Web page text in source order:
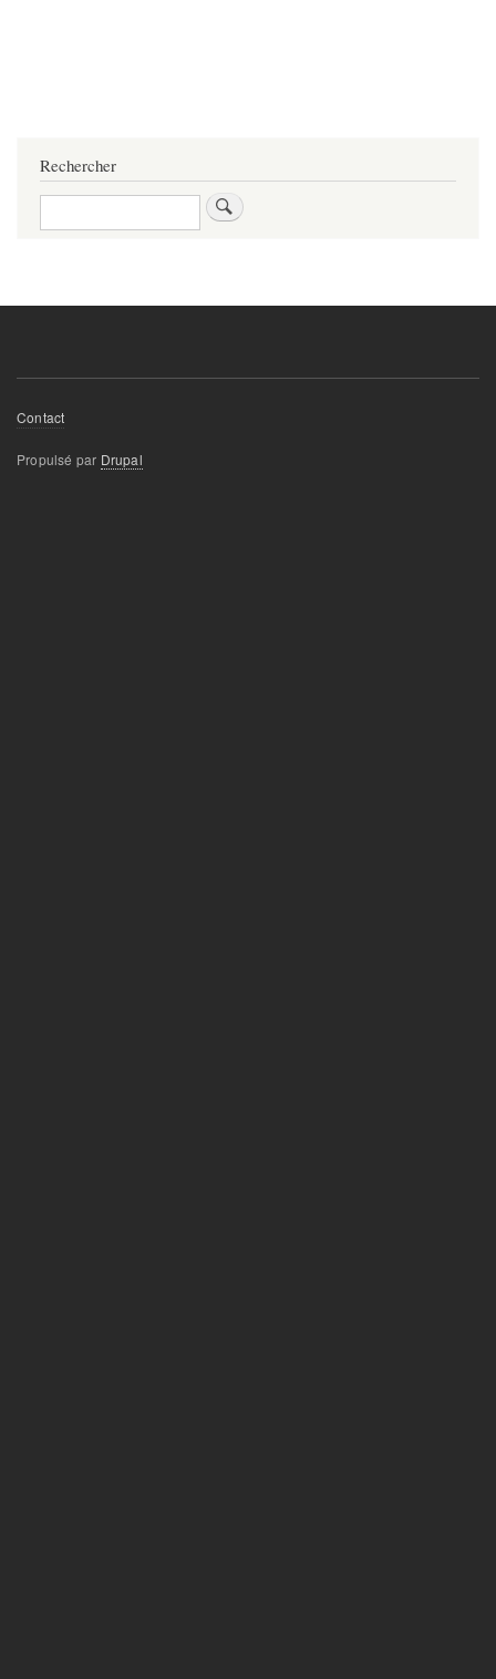
Rechercher
Rechercher
Footer
menu
Contact
Propulsé par Drupal